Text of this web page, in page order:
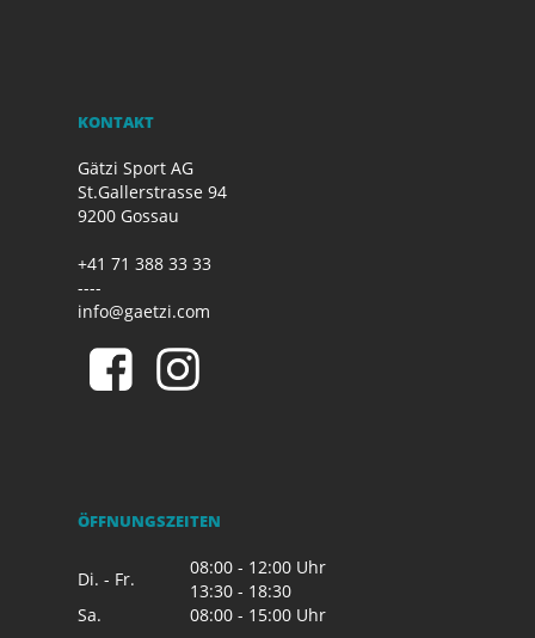
KONTAKT
Gätzi Sport AG
St.Gallerstrasse 94
9200 Gossau
+41 71 388 33 33
----
info@gaetzi.com
ÖFFNUNGSZEITEN
Di. - Fr.
08:00 - 12:00 Uhr
13:30 - 18:30
Sa.
08:00 - 15:00 Uhr